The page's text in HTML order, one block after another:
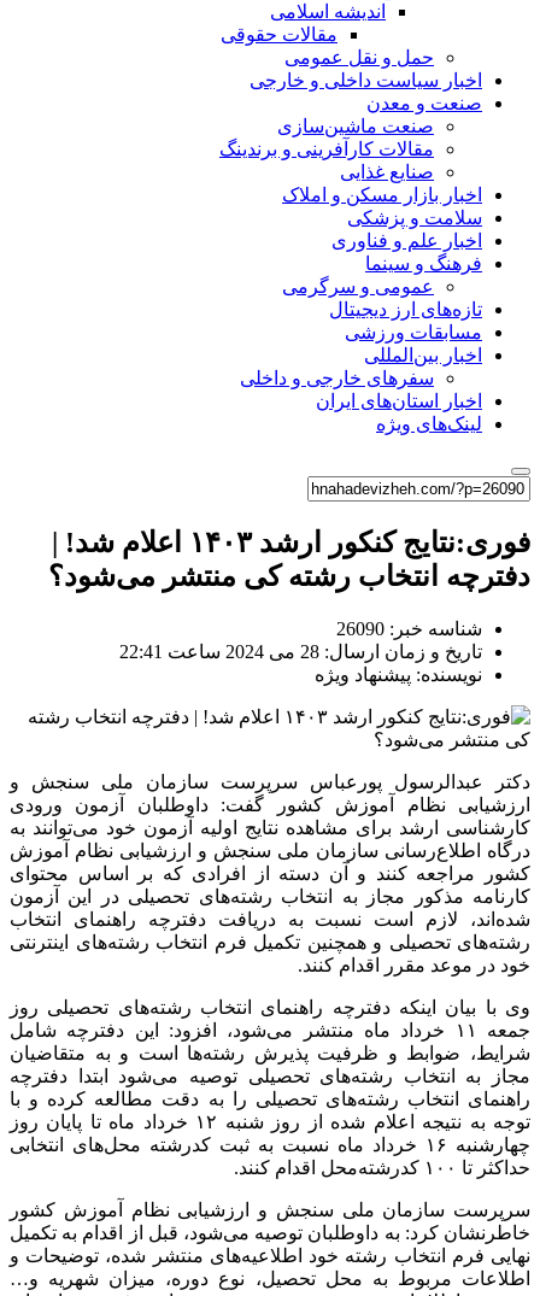
اندیشه اسلامی
مقالات حقوقی
حمل و نقل عمومی
اخبار سیاست داخلی و خارجی
صنعت و معدن
صنعت ماشین‌سازی
مقالات کارآفرینی و برندینگ
صنایع غذایی
اخبار بازار مسکن و املاک
سلامت و پزشکی
اخبار علم و فناوری
فرهنگ و سینما
عمومی و سرگرمی
تازه‌های ارز دیجیتال
مسابقات ورزشی
اخبار بین‌المللی
سفرهای خارجی و داخلی
اخبار استان‌های ایران
لینک‌های ویژه
فوری:نتایج کنکور ارشد ۱۴۰۳ اعلام شد! |
دفترچه انتخاب رشته‌ کی منتشر می‌شود؟
شناسه خبر: 26090
تاریخ و زمان ارسال: 28 می 2024 ساعت 22:41
نویسنده: پیشنهاد ویژه
دکتر عبدالرسول پورعباس سرپرست سازمان ملی سنجش و
ارزشیابی نظام آموزش کشور گفت: داوطلبان آزمون ورودی
کارشناسی ارشد برای مشاهده نتایج اولیه آزمون خود می‌توانند به
درگاه اطلاع‌رسانی سازمان ملی سنجش و ارزشیابی نظام آموزش
کشور مراجعه کنند و آن دسته از افرادی که بر اساس محتوای
کارنامه مذکور مجاز به انتخاب رشته‌های تحصیلی در این آزمون
شده‌اند، لازم است نسبت به دریافت دفترچه راهنمای انتخاب
رشته‌های تحصیلی و همچنین تکمیل فرم انتخاب رشته‌های اینترنتی
خود در موعد مقرر اقدام کنند.
وی با بیان اینکه دفترچه راهنمای انتخاب رشته‌های تحصیلی روز
جمعه ۱۱ خرداد ماه منتشر می‌شود، افزود: این دفترچه شامل
شرایط، ضوابط و ظرفیت پذیرش رشته‌ها است و به متقاضیان
مجاز به انتخاب رشته‌های تحصیلی توصیه می‌شود ابتدا دفترچه
راهنمای انتخاب رشته‌های تحصیلی را به دقت مطالعه کرده و با
توجه به نتیجه اعلام شده از روز شنبه ۱۲ خرداد ماه تا پایان روز
چهارشنبه ۱۶ خرداد ماه نسبت به ثبت کدرشته محل‌های انتخابی
حداکثر تا ۱۰۰ کدرشته‌محل اقدام کنند.
سرپرست سازمان ملی سنجش و ارزشیابی نظام آموزش کشور
خاطرنشان کرد: به داوطلبان توصیه می‌شود، قبل از اقدام به تکمیل
نهایی فرم انتخاب رشته خود اطلاعیه‌های منتشر شده، توضیحات و
اطلاعات مربوط به محل تحصیل، نوع دوره، میزان شهریه و…